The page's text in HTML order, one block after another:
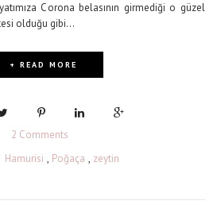
Corona belasının girmediği o güzel
olduğu gibi...
+ READ MORE
2 Comments
Hamurisi , Poğaça , zeytin